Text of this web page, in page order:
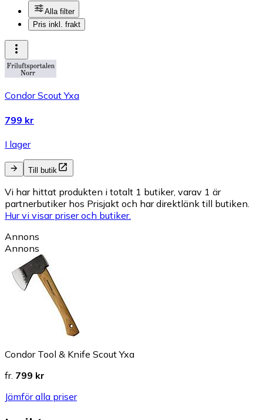
Alla filter
Pris inkl. frakt
Condor Scout Yxa
799 kr
I lager
Till butik
Vi har hittat produkten i totalt 1 butiker, varav 1 är
partnerbutiker hos Prisjakt och har direktlänk till butiken.
Hur vi visar priser och butiker.
Annons
Annons
Condor Tool & Knife Scout Yxa
fr. 799 kr
Jämför alla priser